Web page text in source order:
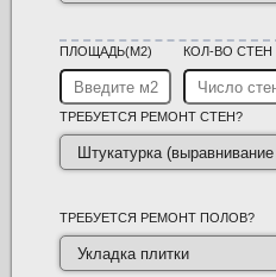
ПЛОЩАДЬ(М2) КОЛ-ВО СТЕН
ТРЕБУЕТСЯ РЕМОНТ СТЕН?
ТРЕБУЕТСЯ РЕМОНТ ПОЛОВ?